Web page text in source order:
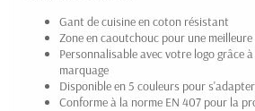
Gant de cuisine en coton résistant
Zone en caoutchouc pour une
Personnalisable avec votre logo grâce
marquage
Disponible en 5 couleurs pour
Conforme à la norme EN 407 pour la